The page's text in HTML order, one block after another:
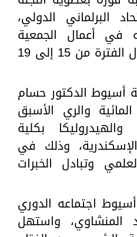
البرلماني الدولي،
في أعمال الجمعية
الـ152 التي عُقدت خلال الفترة من 15 إلى 19
أسيوط الدكتور حسام
والري الأسبق
بكلية
وذلك في
وتبادل الخبرات
اجتماعه الدوري
المنشاوي، واستهل